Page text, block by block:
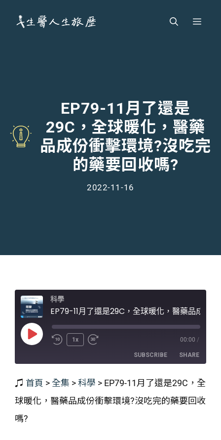
Menu
EP79-11月了還是
29C，全球暖化，醫藥
品成份衝擊環境?沒吃完
的藥要回收嗎?
2022-11-16
科學
Play
1x 00:00 /
SUBSCRIBE SHARE
SHARE
LINK
♫ 首頁 > 全集 >科學 > EP79-11月了還是29C，全
球暖化，醫藥品成份衝擊環境?沒吃完的藥要回收
嗎?